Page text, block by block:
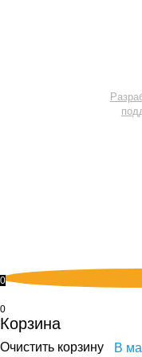
0
0
Корзина
Очистить корзину В